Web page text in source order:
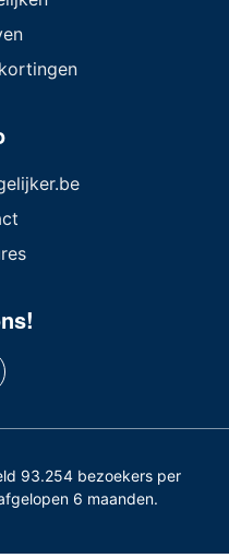
93.254 bezoekers per
6 maanden.